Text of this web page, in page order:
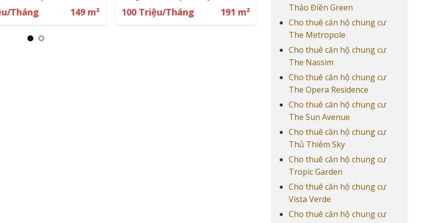
Tháng 93 m² 95 Triệu/Tháng 192 m²
Thảo Điền Green
Cho thuê căn hộ chung cư
The Metropole
Cho thuê căn hộ chung cư
The Nassim
Cho thuê căn hộ chung cư
The Opera Residence
Cho thuê căn hộ chung cư
The Sun Avenue
Cho thuê căn hộ chung cư
Thủ Thiêm Sky
Cho thuê căn hộ chung cư
Tropic Garden
Cho thuê căn hộ chung cư
Vista Verde
Cho thuê căn hộ chung cư